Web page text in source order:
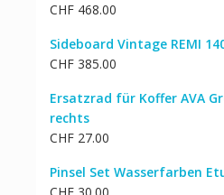
CHF 468.00
Sideboard Vintage REMI
CHF 385.00
Ersatzrad für Koffer AVA
rechts
CHF 27.00
Pinsel Set Wasserfarben